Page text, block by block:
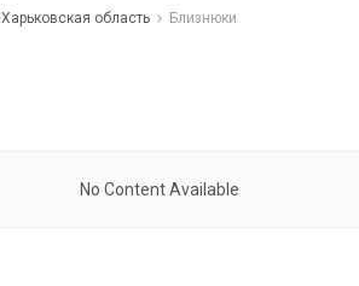
Харьковская область Близнюки
No Content Available